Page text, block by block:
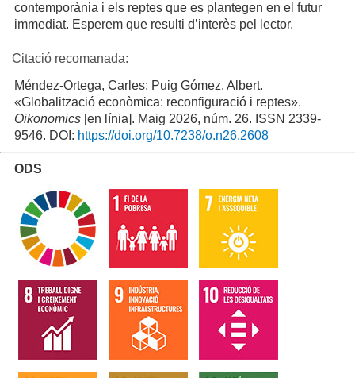
contemporània i els reptes que es plantegen en el futur
immediat. Esperem que resulti d’interès pel lector.
Citació recomanada:
Méndez-Ortega, Carles; Puig Gómez, Albert.
«Globalització econòmica: reconfiguració i reptes».
Oikonomics[en línia]. Maig 2026, núm. 26. ISSN 2339-
9546. DOI: https://doi.org/10.7238/o.n26.2608
ODS